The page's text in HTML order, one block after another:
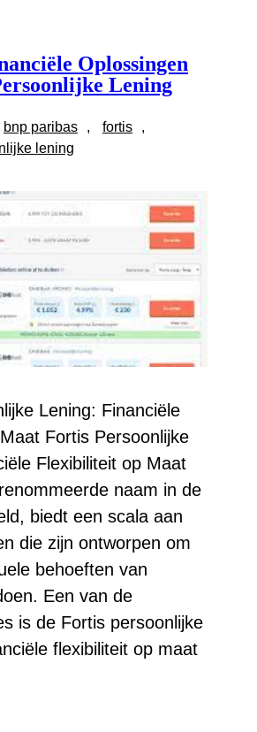
Oplossingen
Lening
bnp paribas , fortis
lening
Lening: Financiële
Fortis Persoonlijke
Flexibiliteit op Maat
naam in de
biedt een scala aan
die zijn ontworpen om
behoeften van
Een van de
is de Fortis persoonlijke
flexibiliteit op maat